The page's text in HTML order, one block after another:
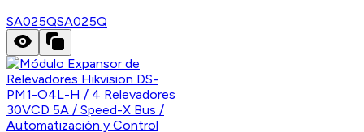
SA025QSA025Q